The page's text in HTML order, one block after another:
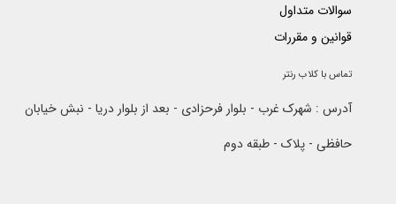
سوالات متداول
قوانین و مقررات
تماس با کلاب رنتر
آدرس : شهرک غرب - بلوار فرحزادی - بعد از بلوار دریا - نبش خیابان
حافظی - پلاک - طبقه دوم